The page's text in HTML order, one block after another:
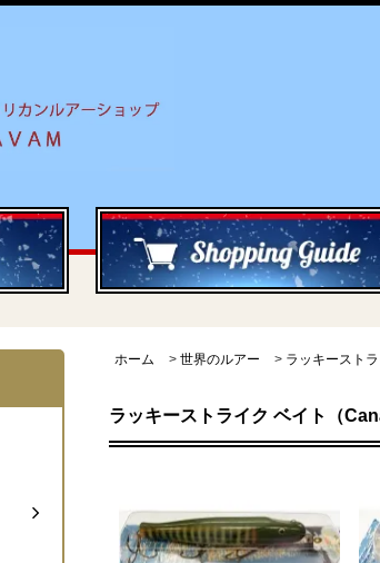
ホーム > 世界のルアー > ラッキースト
ラッキーストライク ベイト（